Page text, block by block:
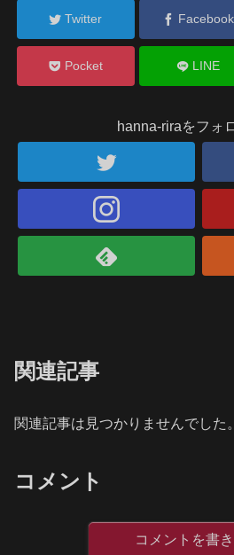
Twitter Facebook
Pocket LINE
hanna-riraをフォ
関連記事
関連記事は見つかりませんでした。
コメント
コメントを書